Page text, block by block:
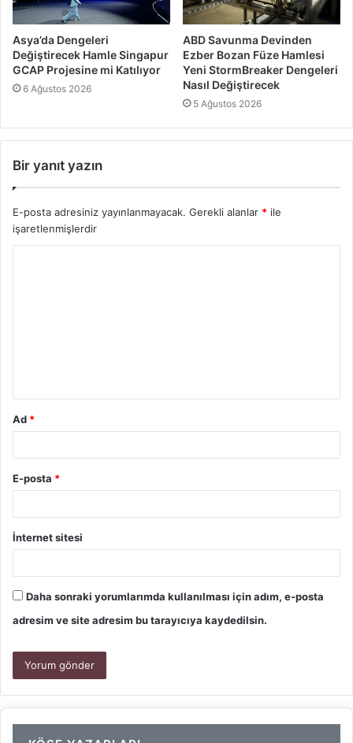
Asya’da Dengeleri
Değiştirecek Hamle Singapur
GCAP Projesine mi Katılıyor
6 Ağustos 2026
ABD Savunma Devinden
Ezber Bozan Füze Hamlesi
Yeni StormBreaker Dengeleri
Nasıl Değiştirecek
5 Ağustos 2026
Bir yanıt yazın
E-posta adresiniz yayınlanmayacak. Gerekli alanlar * ile
işaretlenmişlerdir
Ad *
E-posta *
İnternet sitesi
Daha sonraki yorumlarımda kullanılması için adım, e-posta
adresim ve site adresim bu tarayıcıya kaydedilsin.